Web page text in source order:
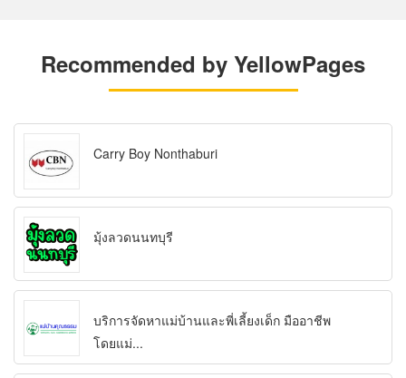
Recommended by YellowPages
Carry Boy Nonthaburi
มุ้งลวดนนทบุรี
บริการจัดหาแม่บ้านและพี่เลี้ยงเด็ก มืออาชีพ
โดยแม่...